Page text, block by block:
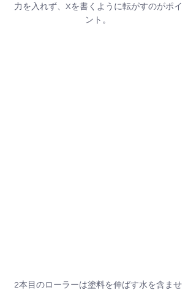
力を入れず、Xを書くように転がすのがポイ
ント。
2本目のローラーは塗料を伸ばす水を含ませ